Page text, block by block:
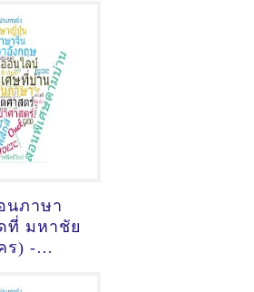
นภาษา
ที่ มหาชัย
ร) -